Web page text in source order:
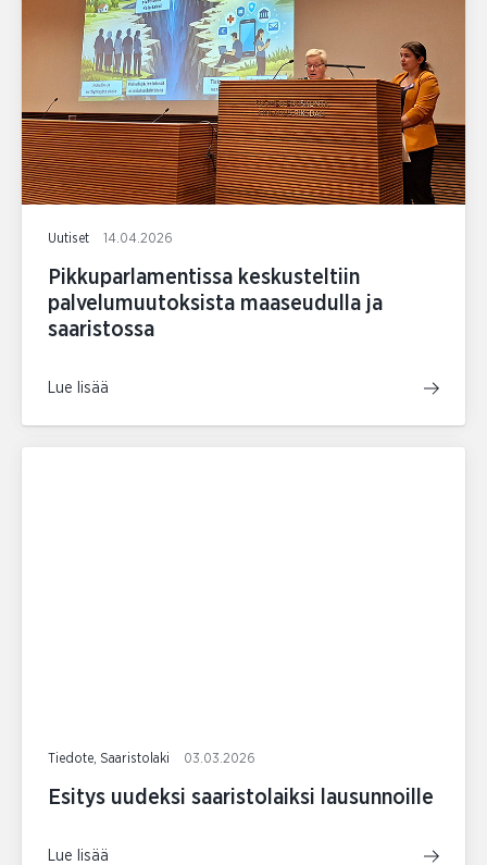
Uutiset 14.04.2026
Pikkuparlamentissa keskusteltiin
palvelumuutoksista maaseudulla ja
saaristossa
Lue lisää
Tiedote, Saaristolaki 03.03.2026
Esitys uudeksi saaristolaiksi lausunnoille
Lue lisää